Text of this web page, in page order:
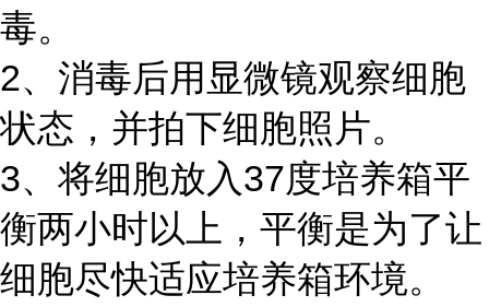
毒。
2、消毒后用显微镜观察细胞
状态，并拍下细胞照片。
3、将细胞放入37度培养箱平
衡两小时以上，平衡是为了让
细胞尽快适应培养箱环境。